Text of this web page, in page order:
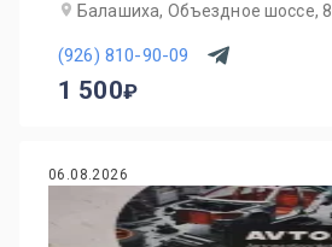
Балашиха, Объездное шоссе, 8
(926) 810-90-09
1 500
06.08.2026